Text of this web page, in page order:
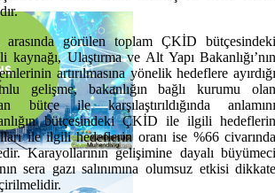
arasında görülen toplam ÇKİD
kaynağı, Ulaştırma ve Alt Yapı
artırılmasına yönelik hedeflere
gelişme, bakanlığın bağlı kurumu
bütçe ile karşılaştırıldığında
bütçesindeki ÇKİD ile ilgili
ile ilgili hedeflerin oranı ise %66
Karayollarının gelişimine dayalı
sera gazı salınımına olumsuz etkisi